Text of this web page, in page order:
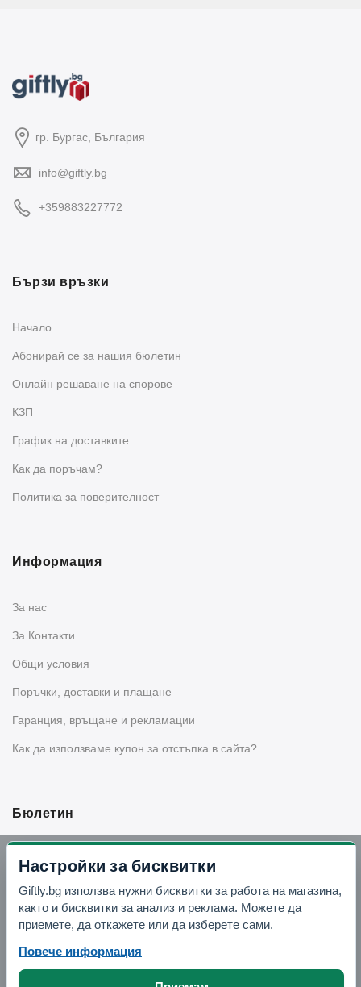
гр. Бургас, България
info@giftly.bg
+359883227772
Бързи връзки
Начало
Абонирай се за нашия бюлетин
Oнлайн решаване на спорове
КЗП
График на доставките
Как да поръчам?
Политика за поверителност
Информация
За нас
За Контакти
Общи условия
Поръчки, доставки и плащане
Гаранция, връщане и рекламации
Как да използваме купон за отстъпка в сайта?
Бюлетин
Отвори Telegram
Настройки за бисквитки
Giftly.bg използва нужни бисквитки за работа на магазина,
както и бисквитки за анализ и реклама. Можете да
приемете, да откажете или да изберете сами.
Повече информация